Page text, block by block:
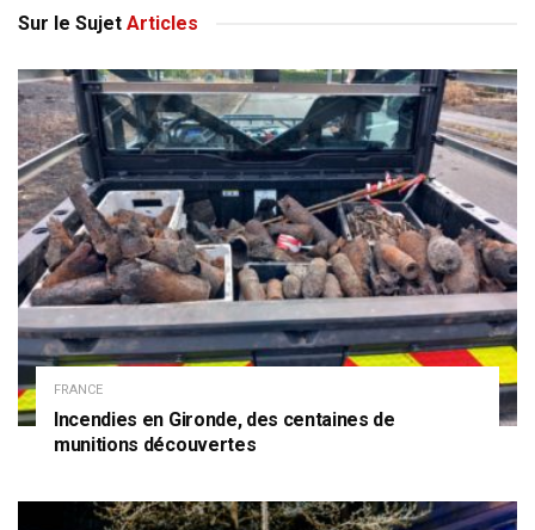
Sur le Sujet Articles
FRANCE
Incendies en Gironde, des centaines de
munitions découvertes